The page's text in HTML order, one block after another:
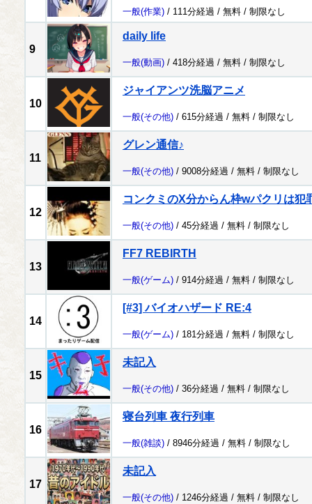
一般(作業) / 111分経過 / 無料 / 制限なし
9
daily life
一般(動画) / 418分経過 / 無料 / 制限なし
10
ジャイアンツ洗脳アニメ
一般(その他) / 615分経過 / 無料 / 制限なし
11
グレン通信♪
一般(その他) / 9008分経過 / 無料 / 制限なし
12
コンクミのX分からん枠wパクリは犯
一般(その他) / 45分経過 / 無料 / 制限なし
13
FF7 REBIRTH
一般(ゲーム) / 914分経過 / 無料 / 制限なし
14
[#3] バイオハザード RE:4
一般(ゲーム) / 181分経過 / 無料 / 制限なし
15
未記入
一般(その他) / 36分経過 / 無料 / 制限なし
16
寝台列車 夜行列車
一般(雑談) / 8946分経過 / 無料 / 制限なし
17
未記入
一般(その他) / 1246分経過 / 無料 / 制限なし